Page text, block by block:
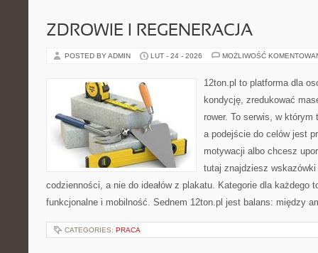
ZDROWIE I REGENERACJA
POSTED BY ADMIN LUT - 24 - 2026 MOŻLIWOŚĆ
12ton.pl to platforma dla
kondycję, zredukować
rower. To serwis, w którym
a podejście do celów jest
motywacji albo chcesz
tutaj znajdziesz wskazówki
codzienności, a nie do ideałów z plakatu. Kategorie dla każdego
funkcjonalne i mobilność. Sednem 12ton.pl jest balans: między
CATEGORIES: PRACA